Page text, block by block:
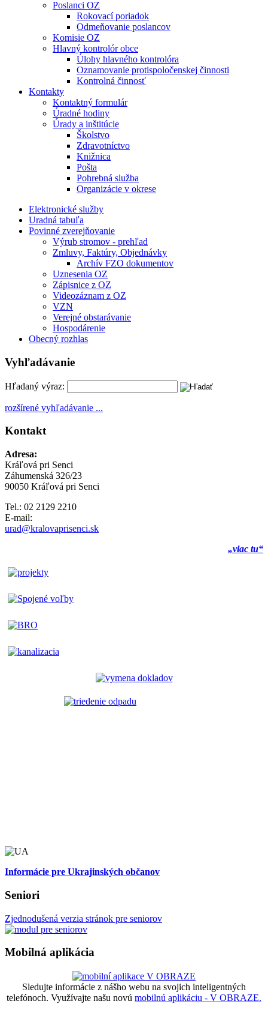
Poslanci OZ
Rokovací poriadok
Odmeňovanie poslancov
Komisie OZ
Hlavný kontrolór obce
Úlohy hlavného kontrolóra
Oznamovanie protispoločenskej činnosti
Kontrolná činnosť
Kontakty
Kontaktný formulár
Úradné hodiny
Úrady a inštitúcie
Školstvo
Zdravotníctvo
Knižnica
Pošta
Pohrebná služba
Organizácie v okrese
Elektronické služby
Uradná tabuľa
Povinné zverejňovanie
Výrub stromov - prehľad
Zmluvy, Faktúry, Objednávky
Archív FZO dokumentov
Uznesenia OZ
Zápisnice z OZ
Videozáznam z OZ
VZN
Verejné obstarávanie
Hospodárenie
Obecný rozhlas
Vyhľadávanie
Hľadaný výraz:
rozšírené vyhľadávanie ...
Kontakt
Adresa:
Kráľová pri Senci
Záhumenská 326/23
90050 Kráľová pri Senci
Tel.: 02 2129 2210
E-mail:
urad@kralovaprisenci.sk
„viac tu“
Informácie pre Ukrajinských občanov
Seniori
Zjednodušená verzia stránok pre seniorov
Mobilná aplikácia
Sledujte informácie z nášho webu na svojich inteligentných
telefónoch. Využívajte našu novú mobilnú aplikáciu - V OBRAZE.